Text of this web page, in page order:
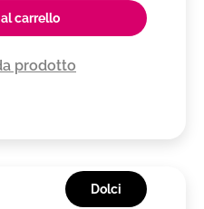
carrello
prodotto
Dolci